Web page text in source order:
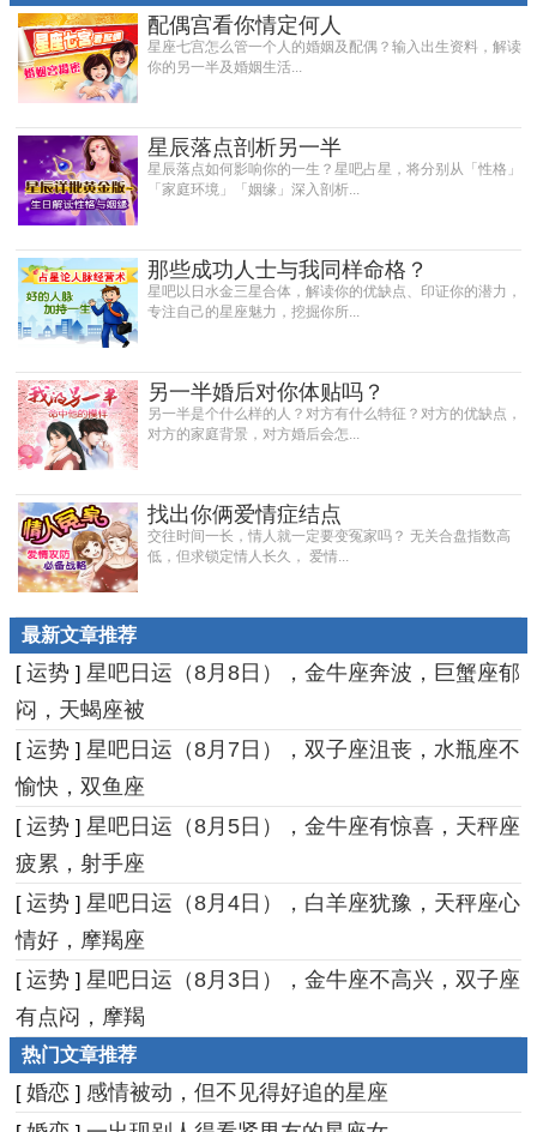
配偶宫看你情定何人
星座七宫怎么管一个人的婚姻及配偶？输入出生资料，解读
你的另一半及婚姻生活...
星辰落点剖析另一半
星辰落点如何影响你的一生？星吧占星，将分别从「性格」
「家庭环境」「姻缘」深入剖析...
那些成功人士与我同样命格？
星吧以日水金三星合体，解读你的优缺点、印证你的潜力，
专注自己的星座魅力，挖掘你所...
另一半婚后对你体贴吗？
另一半是个什么样的人？对方有什么特征？对方的优缺点，
对方的家庭背景，对方婚后会怎...
找出你俩爱情症结点
交往时间一长，情人就一定要变冤家吗？ 无关合盘指数高
低，但求锁定情人长久， 爱情...
最新文章推荐
[ 运势 ] 星吧日运（8月8日），金牛座奔波，巨蟹座郁
闷，天蝎座被
[ 运势 ] 星吧日运（8月7日），双子座沮丧，水瓶座不
愉快，双鱼座
[ 运势 ] 星吧日运（8月5日），金牛座有惊喜，天秤座
疲累，射手座
[ 运势 ] 星吧日运（8月4日），白羊座犹豫，天秤座心
情好，摩羯座
[ 运势 ] 星吧日运（8月3日），金牛座不高兴，双子座
有点闷，摩羯
热门文章推荐
[ 婚恋 ] 感情被动，但不见得好追的星座